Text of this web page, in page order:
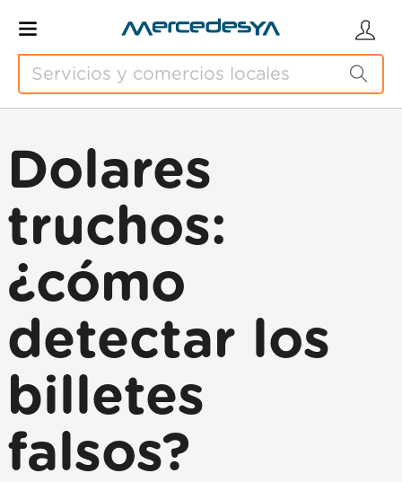
Dolares
truchos:
¿cómo
detectar los
billetes
falsos?